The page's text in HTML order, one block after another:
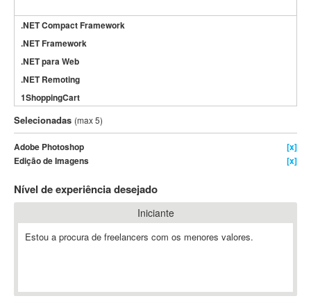
.NET Compact Framework
.NET Framework
.NET para Web
.NET Remoting
1ShoppingCart
3DS Max
3GSM
4D Dimension
802.11
A&P
A-GPS
A2Billing
AAUS Scientific Diver
Abaqus
Selecionadas (max 5)
Adobe Photoshop
[x]
Edição de Imagens
[x]
Nível de experiência desejado
Iniciante
Estou a procura de freelancers com os menores valores.